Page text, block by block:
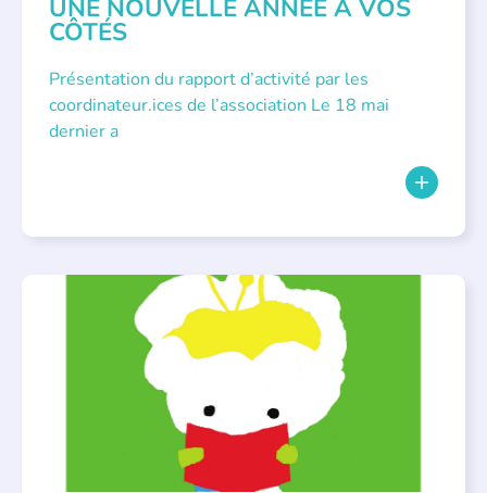
UNE NOUVELLE ANNÉE À VOS
CÔTÉS
Présentation du rapport d’activité par les
coordinateur.ices de l’association Le 18 mai
dernier a
BIBLIOTHÈQUES ÉVÉNEMENTS , LECTURE INDIVIDUALISÉE
LITTÉRATURE JEUNESSE